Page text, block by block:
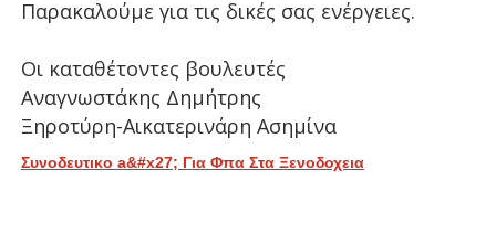
Παρακαλούμε για τις δικές σας ενέργειες.
Οι καταθέτοντες βουλευτές
Αναγνωστάκης Δημήτρης
Ξηροτύρη-Αικατερινάρη Ασημίνα
Συνοδευτικο a&#x27; Για Φπα Στα Ξενοδοχεια